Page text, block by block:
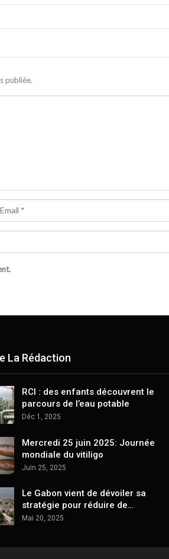
publiée.
La Rédaction
RCI : des enfants découvrent le
parcours de l’eau potable
Déc 1, 2025
Mercredi 25 juin 2025: Journée
mondiale du vitiligo
Juin 25, 2025
Le Gabon vient de dévoiler sa
stratégie pour réduire de…
Mai 20, 2025